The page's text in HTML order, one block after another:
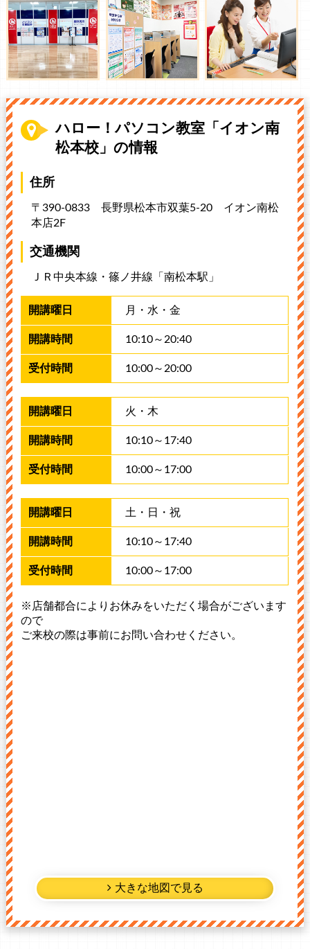
ハロー！パソコン教室「イオン南
松本校」の情報
住所
〒390-0833 長野県松本市双葉5-20 イオン南松
本店2F
交通機関
ＪＲ中央本線・篠ノ井線「南松本駅」
月​・水​・金​
1​0​:​10​～20:​40
1​0​:​00​～20:​00
火​・木​
1​0​:1​0​～1​7:​40
1​0​:0​0​～1​7​:​00
土​・日​・祝
1​0​:1​0​～1​7:​40
1​0​:0​0​～17​:​00
※店舗都合によりお休みをいただく場合がございます
ので
ご来校の際は事前にお問い合わせください。
大きな地図で見る